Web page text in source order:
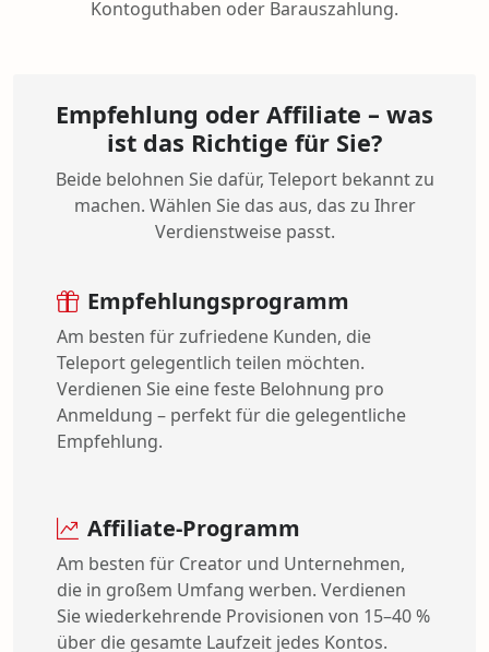
Kontoguthaben oder Barauszahlung.
Empfehlung oder Affiliate – was
ist das Richtige für Sie?
Beide belohnen Sie dafür, Teleport bekannt zu
machen. Wählen Sie das aus, das zu Ihrer
Verdienstweise passt.
Empfehlungsprogramm
Am besten für zufriedene Kunden, die
Teleport gelegentlich teilen möchten.
Verdienen Sie eine feste Belohnung pro
Anmeldung – perfekt für die gelegentliche
Empfehlung.
Affiliate-Programm
Am besten für Creator und Unternehmen,
die in großem Umfang werben. Verdienen
Sie wiederkehrende Provisionen von 15–40 %
über die gesamte Laufzeit jedes Kontos.